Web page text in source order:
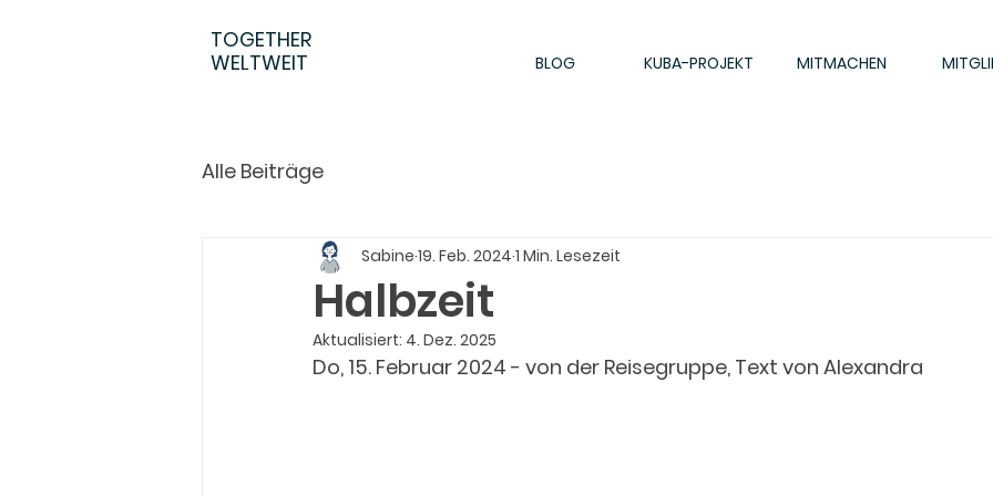
TOGETHER
WELTWEIT
BLOG KUBA-PROJEKT MITMACHEN
Alle Beiträge
Halbzeit
Sabine 19. Feb. 2024 1 Min. Lesezeit
Aktualisiert: 4. Dez. 2025
Do, 15. Februar 2024 - von der Reisegruppe, Text von Alexandra